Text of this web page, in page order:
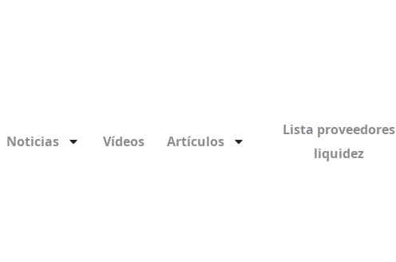
Noticias Vídeos Artículos
Lista proveedores
liquidez